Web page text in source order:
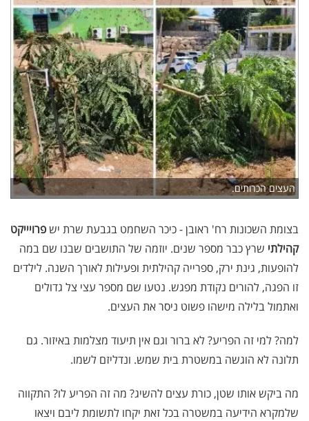
העצים הכרותים.
בצומת השכונות רח' ראובן - כיכר השחמט בגבעת שרת ישפרויייקט
קהילתי שרץ כבר מספר שנים. יוזמה של התושבים שבנו שם במה
להופעות, גינת ירק, ספרייה קהילתית ופעילות לאורך השנה. לילדים
זו הפגה, להורים נקודת מפגש. נטעו שם מספר עצי צל גדולים
ואתמול בלילה מישהו פשוט ניסר את העצים.
למה? למי זה הפריע? לא ברור וגם אין תיעוד מצלמות באיזור. גם
תלונה לא הוגשה במשטרת בית שמש. ונדליזם לשמו.
מה ביקש אותו שטן, כורת עצים להשיג? מה זה הפריע לו? התקווה
שלמקרא הידיעה במשטרה בכל זאת יקחו לתשומת ליבם ויצאו